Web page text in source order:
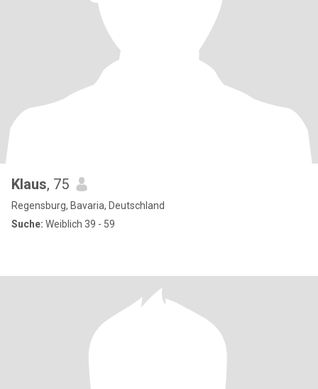
Klaus, 75
Regensburg, Bavaria, Deutschland
Suche: Weiblich 39 - 59